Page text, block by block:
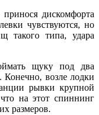
дискомфорта
чувствуются, но
такого типа, удара
щуку под два
возле лодки
рывки крупной
на этот спиннинг
размеров.